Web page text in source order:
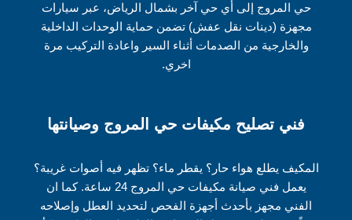
حي المروج إلى أي حي آخر بشمال الرياض، عبر سيارات
مجهزة (دينات نقل عفش) تضمن حماية الوحدات الداخلية
والخارجية من الصدمات أثناء السير واعادة التركيب مرة
اخري.
فني تصليح مكيفات حي المروج وصيانتها
المكيف يطلع هواء حار؟ يقطر ماء؟ تظهر فيه أصوات غريبة؟
يعمل فني صيانة مكيفات حي المروج 24 ساعة. كما ان
الفني مجهز بأحدث أجهزة الفحص لتحديد العطل وإصلاحه